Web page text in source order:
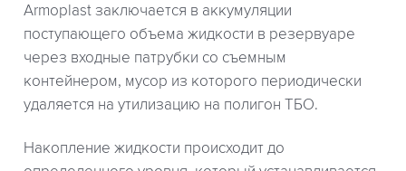
Armoplast заключается в аккумуляции
поступающего объема жидкости в резервуаре
через входные патрубки со съемным
контейнером, мусор из которого периодически
удаляется на утилизацию на полигон ТБО.
Накопление жидкости происходит до